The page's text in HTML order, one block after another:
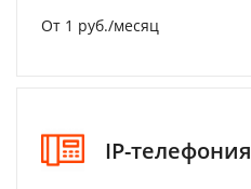
От 1 руб./месяц
IP-телефония